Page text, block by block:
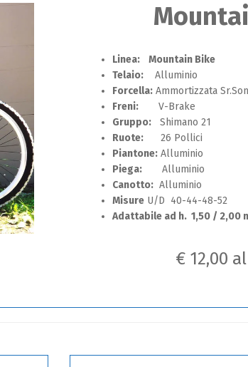
Linea: Mountain Bike
Telaio: Alluminio
Forcella: Ammortizzata
Freni: V-Brake
Gruppo: Shimano 21
Ruote: 26 Pollici
Piantone: Alluminio
Piega: Alluminio
Canotto: Alluminio
Misure U/D 40-44-48-52
Adattabile ad h. 1,50 / 2,00
€ 12,00